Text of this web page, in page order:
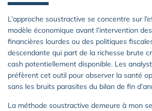
L’approche soustractive se concentre sur
modèle économique avant l’intervention
financières lourdes ou des politiques
descendante qui part de la richesse brute
cash potentiellement disponible. Les
préfèrent cet outil pour observer la santé
sans les bruits parasites du bilan de fin
La méthode soustractive demeure à mon